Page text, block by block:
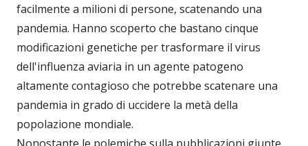
facilmente a milioni di persone, scatenando una
pandemia. Hanno scoperto che bastano cinque
modificazioni genetiche per trasformare il virus
dell'influenza aviaria in un agente patogeno
altamente contagioso che potrebbe scatenare una
pandemia in grado di uccidere la metà della
popolazione mondiale.